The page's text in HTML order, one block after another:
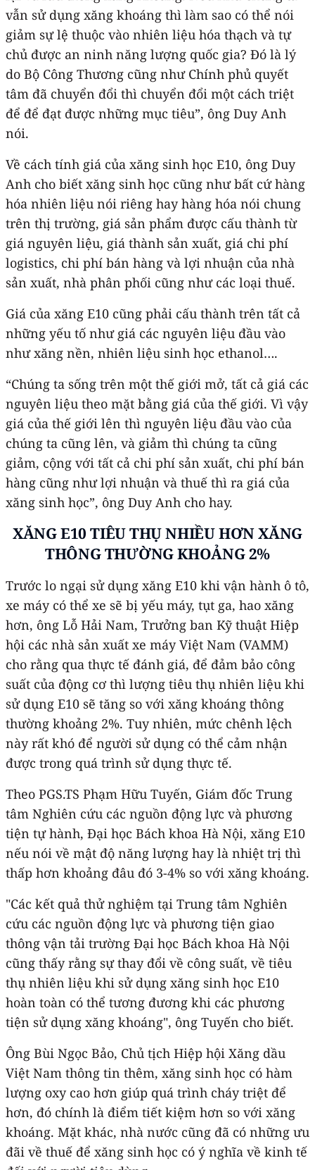
vẫn sử dụng xăng khoáng thì làm sao có thể nói
giảm sự lệ thuộc vào nhiên liệu hóa thạch và tự
chủ được an ninh năng lượng quốc gia? Đó là lý
do Bộ Công Thương cũng như Chính phủ quyết
tâm đã chuyển đổi thì chuyển đổi một cách triệt
để để đạt được những mục tiêu”, ông Duy Anh
nói.
Về cách tính giá của xăng sinh học E10, ông Duy
Anh cho biết xăng sinh học cũng như bất cứ hàng
hóa nhiên liệu nói riêng hay hàng hóa nói chung
trên thị trường, giá sản phẩm được cấu thành từ
giá nguyên liệu, giá thành sản xuất, giá chi phí
logistics, chi phí bán hàng và lợi nhuận của nhà
sản xuất, nhà phân phối cũng như các loại thuế.
Giá của xăng E10 cũng phải cấu thành trên tất cả
những yếu tố như giá các nguyên liệu đầu vào
như xăng nền, nhiên liệu sinh học ethanol….
“Chúng ta sống trên một thế giới mở, tất cả giá các
nguyên liệu theo mặt bằng giá của thế giới. Vì vậy
giá của thế giới lên thì nguyên liệu đầu vào của
chúng ta cũng lên, và giảm thì chúng ta cũng
giảm, cộng với tất cả chi phí sản xuất, chi phí bán
hàng cũng như lợi nhuận và thuế thì ra giá của
xăng sinh học”, ông Duy Anh cho hay.
XĂNG E10 TIÊU THỤ NHIỀU HƠN XĂNG
THÔNG THƯỜNG KHOẢNG 2%
Trước lo ngại sử dụng xăng E10 khi vận hành ô tô,
xe máy có thể xe sẽ bị yếu máy, tụt ga, hao xăng
hơn, ông Lỗ Hải Nam, Trưởng ban Kỹ thuật Hiệp
hội các nhà sản xuất xe máy Việt Nam (VAMM)
cho rằng qua thực tế đánh giá, để đảm bảo công
suất của động cơ thì lượng tiêu thụ nhiên liệu khi
sử dụng E10 sẽ tăng so với xăng khoáng thông
thường khoảng 2%. Tuy nhiên, mức chênh lệch
này rất khó để người sử dụng có thể cảm nhận
được trong quá trình sử dụng thực tế.
Theo PGS.TS Phạm Hữu Tuyến, Giám đốc Trung
tâm Nghiên cứu các nguồn động lực và phương
tiện tự hành, Đại học Bách khoa Hà Nội, xăng E10
nếu nói về mật độ năng lượng hay là nhiệt trị thì
thấp hơn khoảng đâu đó 3-4% so với xăng khoáng.
"Các kết quả thử nghiệm tại Trung tâm Nghiên
cứu các nguồn động lực và phương tiện giao
thông vận tải trường Đại học Bách khoa Hà Nội
cũng thấy rằng sự thay đổi về công suất, về tiêu
thụ nhiên liệu khi sử dụng xăng sinh học E10
hoàn toàn có thể tương đương khi các phương
tiện sử dụng xăng khoáng", ông Tuyến cho biết.
Ông Bùi Ngọc Bảo, Chủ tịch Hiệp hội Xăng dầu
Việt Nam thông tin thêm, xăng sinh học có hàm
lượng oxy cao hơn giúp quá trình cháy triệt để
hơn, đó chính là điểm tiết kiệm hơn so với xăng
khoáng. Mặt khác, nhà nước cũng đã có những ưu
đãi về thuế để xăng sinh học có ý nghĩa về kinh tế